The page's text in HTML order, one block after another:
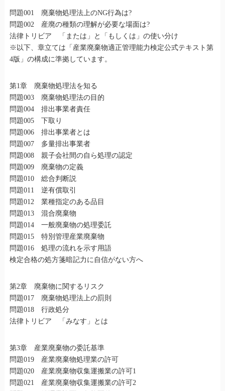
問題001 廃棄物処理法上のNG行為は?
問題002 産廃の種類の理解が必要な場面は?
法律トリビア 「または」と「もしくは」の使い分け
※以下、章立ては「産業廃棄物適正管理能力検定公式テキスト第
4版」の構成に準拠しています。
第1章 廃棄物処理法を知る
問題003 廃棄物処理法の目的
問題004 排出事業者責任
問題005 下取り
問題006 排出事業者とは
問題007 多量排出事業者
問題008 親子会社間の自ら処理の認定
問題009 廃棄物の定義
問題010 総合判断説
問題011 逆有償取引
問題012 業種指定のある品目
問題013 混合廃棄物
問題014 一般廃棄物の処理委託
問題015 特別管理産業廃棄物
問題016 処理の流れを示す用語
検定合格の処方箋暗記力に自信がない方へ
第2章 廃棄物に関するリスク
問題017 廃棄物処理法上の罰則
問題018 行政処分
法律トリビア 「みなす」とは
第3章 産業廃棄物の委託基準
問題019 産業廃棄物処理業の許可
問題020 産業廃棄物収集運搬業の許可1
問題021 産業廃棄物収集運搬業の許可2